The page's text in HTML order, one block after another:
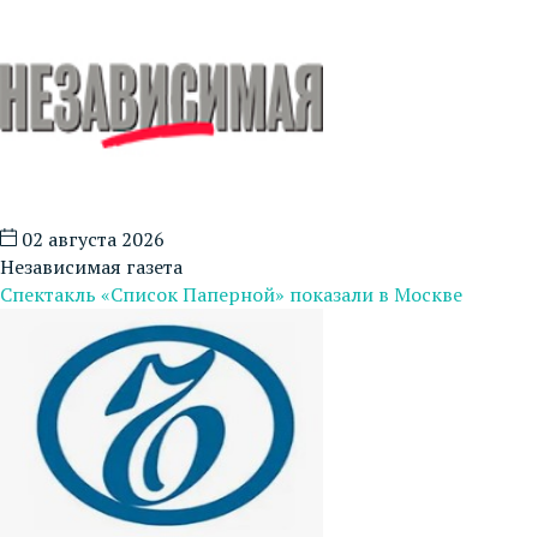
02 августа 2026
Независимая газета
Спектакль «Список Паперной» показали в Москве